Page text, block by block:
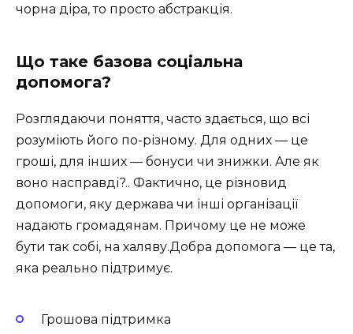
чорна діра, то просто абстракція.
Що таке базова соціальна
допомога?
Розглядаючи поняття, часто здається, що всі
розуміють його по-різному. Для одних — це
гроші, для інших — бонуси чи знижки. Але як
воно насправді?.. Фактично, це різновид
допомоги, яку держава чи інші організації
надають громадянам. Причому це не може
бути так собі, на халяву.Добра допомога — це та,
яка реально підтримує.
Грошова підтримка